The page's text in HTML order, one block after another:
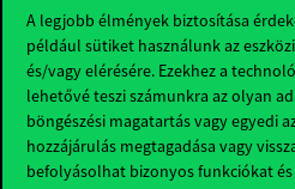
A legjobb élmények biztosítása
például sütiket használunk az
és/vagy elérésére. Ezekhez a
lehetővé teszi számunkra az olyan
böngészési magatartás vagy egyedi
hozzájárulás megtagadása vagy
befolyásolhat bizonyos funkciókat
Hasznos linkek